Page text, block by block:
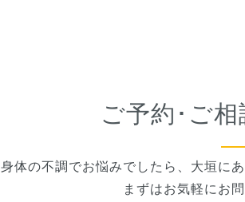
ご予約･ご
身体の不調でお悩みでしたら、大垣に
まずはお気軽にお